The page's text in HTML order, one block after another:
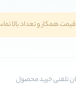
و تعداد بالا تماس بگیرید
تلفنی خرید محصول